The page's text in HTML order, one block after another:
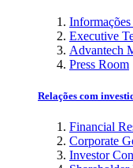
Informações
Executive
Advantech
Press Room
Relações com
Financial
Corporate
Investor